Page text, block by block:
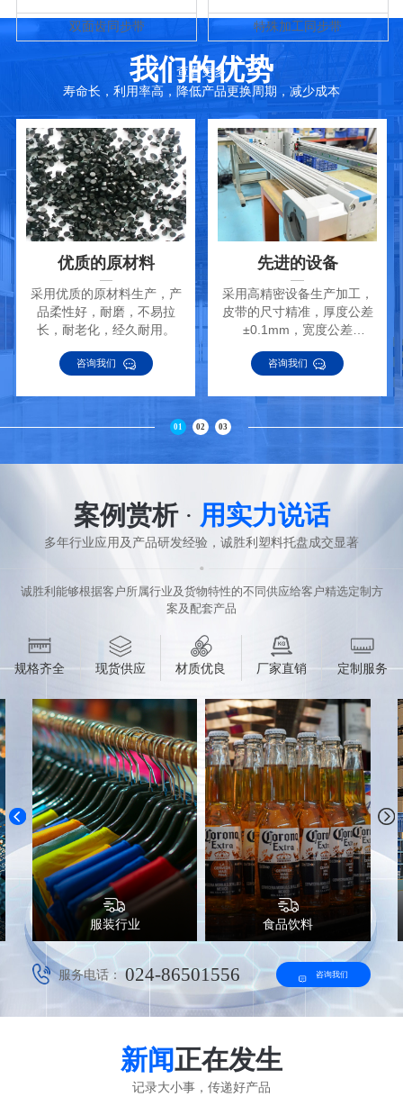
双面齿同步带 特殊加工同步带
查看更多
我们的优势
寿命长，利用率高，降低产品更换周期，减少成本
优质的原材料
采用优质的原材料生产，产
品柔性好，耐磨，不易拉
长，耐老化，经久耐用。
咨询我们
先进的设备
采用高精密设备生产加工，
皮带的尺寸精准，厚度公差
±0.1mm，宽度公差
咨询我们
01 02 03
案例赏析 · 用实力说话
多年行业应用及产品研发经验，诚胜利塑料托盘成交显著
诚胜利能够根据客户所属行业及货物特性的不同供应给客户精选定制方
案及配套产品
规格齐全 现货供应 材质优良 厂家直销 定制服务
服装行业 食品饮料
服务电话： 024-86501556 咨询我们
新闻正在发生
记录大小事，传递好产品